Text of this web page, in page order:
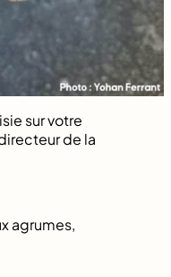
sur votre
de la
agrumes,